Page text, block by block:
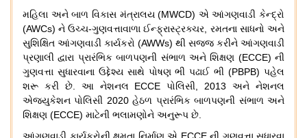
મહિલા અને બાળ વિકાસ મંત્રાલય(MWCD) એ આંગણવાડી કેન્દ્રો
(AWCs)ને ઉચ્ચ-ગુણવત્તાવાળા ઈન્ફ્રાસ્ટ્રક્ચર, રમતના સાધનો અને
સુશિક્ષિત આંગણવાડી કાર્યકરો (AWWs) થી સજ્જ કરીને આંગણવાડી
પ્રણાલી દ્વારા પ્રારંભિક બાળપણની સંભાળ અને શિક્ષણ (ECCE) ની
ગુણવત્તા સુધારવાના ઉદ્દેશ્ય સાથે પોષણ ભી પઢાઈ ભી (PBPB)પહેલ
શરૂ કરી છે. આ નેશનલ ECCEપોલિસી, 2013અને નેશનલ
એજ્યુકેશન પોલિસી 2020હેઠળ પ્રારંભિક બાળપણની સંભાળ અને
શિક્ષણ (ECCE) માટેની ભલામણોને અનુરૂપ છે.